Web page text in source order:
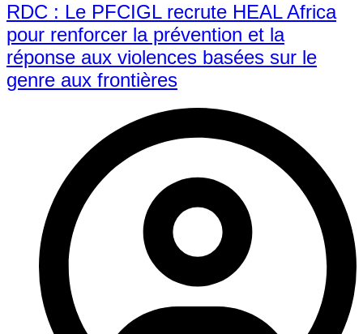
RDC : Le PFCIGL recrute HEAL Africa
pour renforcer la prévention et la
réponse aux violences basées sur le
genre aux frontières